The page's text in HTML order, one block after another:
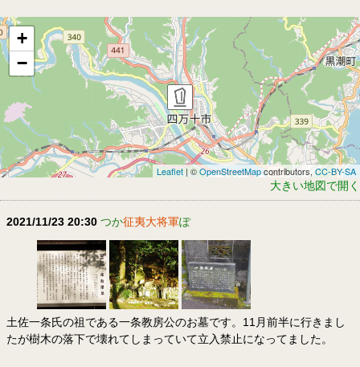
+
−
Leaflet | ©OpenStreetMapcontributors,CC-BY-SA
大きい地図で開く
2021/11/23 20:30 つか征夷大将軍ぽ
土佐一条氏の祖である一条教房公のお墓です。11月前半に行きまし
たが樹木の落下で壊れてしまっていて立入禁止になってました。